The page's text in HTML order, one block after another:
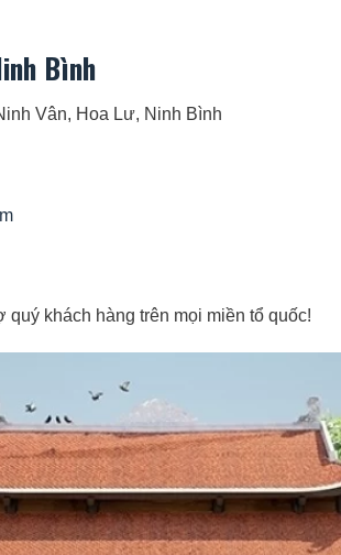
Bình
Vân, Hoa Lư, Ninh Bình
khách hàng trên mọi miền tổ quốc!